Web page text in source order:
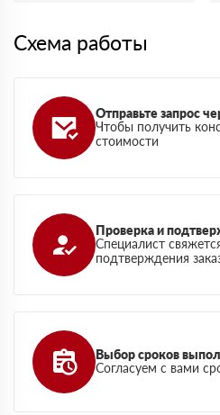
Схема работы
Отправьте запрос
Чтобы получить
стоимости
Проверка и
Специалист
подтверждения
Выбор сроков
Согласуем с вами